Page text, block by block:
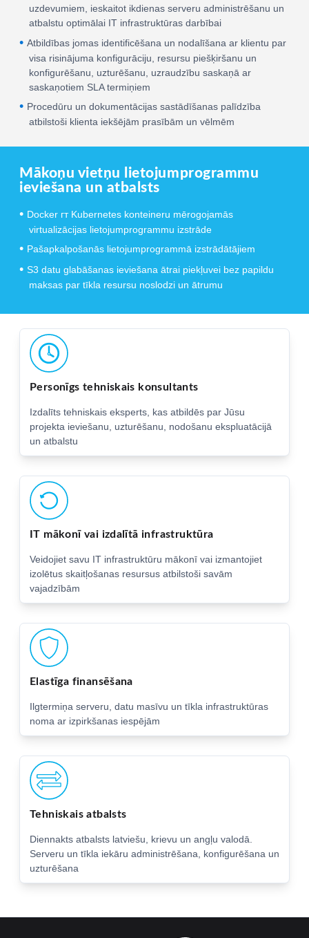
uzdevumiem, ieskaitot ikdienas serveru administrēšanu un
atbalstu optimālai IT infrastruktūras darbībai
Atbildības jomas identificēšana un nodalīšana ar klientu par
visa risinājuma konfigurāciju, resursu piešķiršanu un
konfigurēšanu, uzturēšanu, uzraudzību saskaņā ar
saskaņotiem SLA termiņiem
Procedūru un dokumentācijas sastādīšanas palīdzība
atbilstoši klienta iekšējām prasībām un vēlmēm
Mākoņu vietņu lietojumprogrammu
ieviešana un atbalsts
Docker гт Kubernetes konteineru mērogojamās
virtualizācijas lietojumprogrammu izstrāde
Pašapkalpošanās lietojumprogrammā izstrādātājiem
S3 datu glabāšanas ieviešana ātrai piekļuvei bez papildu
maksas par tīkla resursu noslodzi un ātrumu
Personīgs tehniskais konsultants
Izdalīts tehniskais eksperts, kas atbildēs par Jūsu
projekta ieviešanu, uzturēšanu, nodošanu ekspluatācijā
un atbalstu
IT mākonī vai izdalītā infrastruktūra
Veidojiet savu IT infrastruktūru mākonī vai izmantojiet
izolētus skaitļošanas resursus atbilstoši savām
vajadzībām
Elastīga finansēšana
Ilgtermiņa serveru, datu masīvu un tīkla infrastruktūras
noma ar izpirkšanas iespējām
Tehniskais atbalsts
Diennakts atbalsts latviešu, krievu un angļu valodā.
Serveru un tīkla iekāru administrēšana, konfigurēšana un
uzturēšana